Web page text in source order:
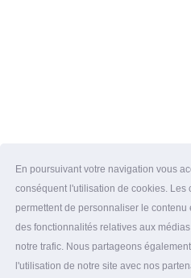
En poursuivant votre navigation vous
conséquent l'utilisation de cookies. Les
permettent de personnaliser le contenu
des fonctionnalités relatives aux
notre trafic. Nous partageons
l'utilisation de notre site avec nos